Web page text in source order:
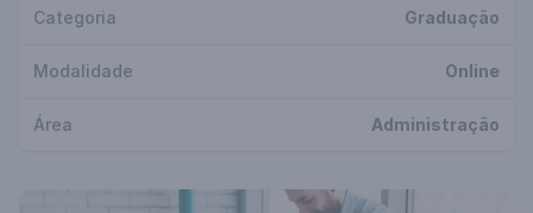
Categoria Graduação
Modalidade Online
Área Administração